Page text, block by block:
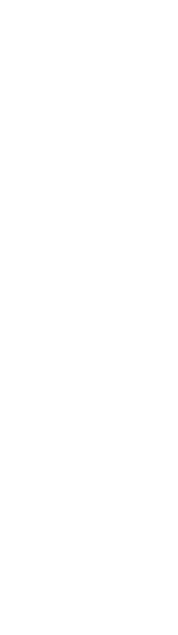
من الولايات